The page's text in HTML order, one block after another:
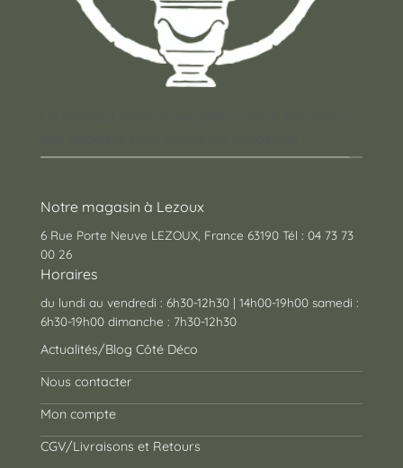
Notre magasin à Lezoux
6 Rue Porte Neuve LEZOUX, France 63190 Tél : 04 73 73
00 26
Horaires
du lundi au vendredi : 6h30-12h30 | 14h00-19h00 samedi :
6h30-19h00 dimanche : 7h30-12h30
Actualités/Blog Côté Déco
Nous contacter
Mon compte
CGV/Livraisons et Retours